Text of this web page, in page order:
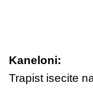
Kaneloni:
Trapist isecite